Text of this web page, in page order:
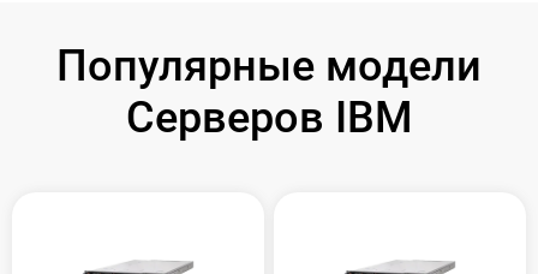
Популярные модели
Серверов IBM